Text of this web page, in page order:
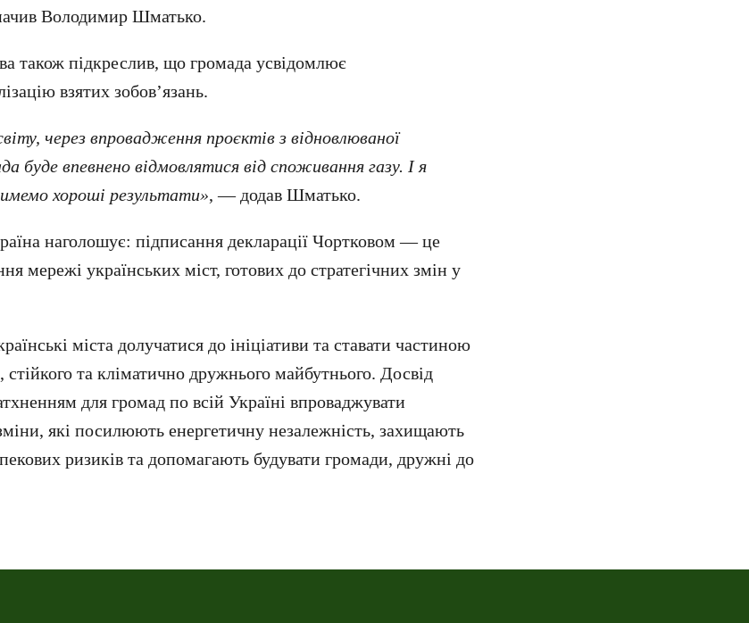
Володимир Шматько.
також підкреслив, що громада усвідомлює
взятих зобов’язань.
через впровадження проєктів з відновлюваної
буде впевнено відмовлятися від споживання газу. І я
хороші результати», — додав Шматько.
наголошує: підписання декларації Чортковом — це
мережі українських міст, готових до стратегічних змін у
міста долучатися до ініціативи та ставати частиною
стійкого та кліматично дружнього майбутнього. Досвід
для громад по всій Україні впроваджувати
які посилюють енергетичну незалежність, захищають
ризиків та допомагають будувати громади, дружні до